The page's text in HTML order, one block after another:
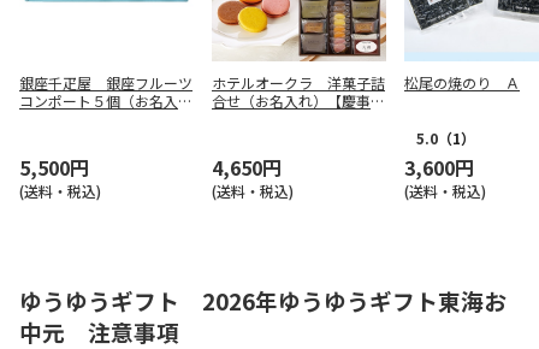
銀座千疋屋 銀座フルーツ
コンポート５個（お名入
5,500円
(送料・税込)
ホテルオークラ 洋菓子詰
合せ（お名入れ）【慶事
4,650円
(送料・税込)
松尾の焼のり Ａ
5.0 （1）
3,600円
(送料・税込)
ゆうゆうギフト 2026年ゆうゆうギフト東海お
中元 注意事項